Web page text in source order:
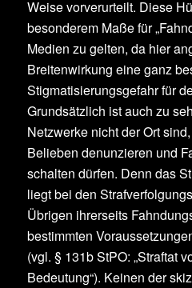
Weise vorverurteilt. Diese
besonderem Maße für
Medien zu gelten, da hier
Breitenwirkung eine ganz
Stigmatisierungsgefahr für
Grundsätzlich ist auch zu
Netzwerke nicht der Ort
Belieben denunzieren und
schalten dürfen. Denn das
liegt bei den
Übrigen ihrerseits
bestimmten
(vgl. § 131b StPO: „Straftat
Bedeutung“). Keinen der